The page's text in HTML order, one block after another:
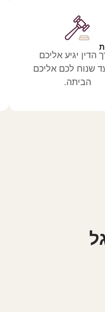
הדין יגיע אליכם
שנוח לכם אליכם
הביתה.